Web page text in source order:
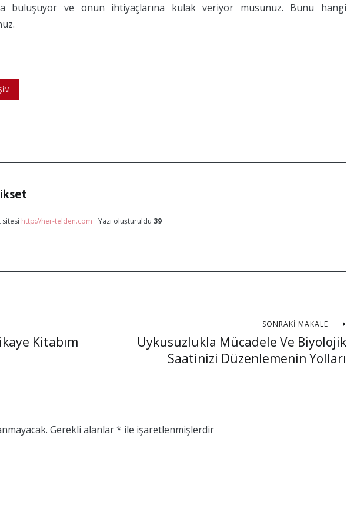
buluşuyor ve onun ihtiyaçlarına kulak veriyor musunuz. Bunu hangi
sitesi http://her-telden.com Yazı oluşturuldu 39
Kitabım
SONRAKI MAKALE
Uykusuzlukla Mücadele Ve Biyolojik
Saatinizi Düzenlemenin Yolları
Gerekli alanlar* ile işaretlenmişlerdir